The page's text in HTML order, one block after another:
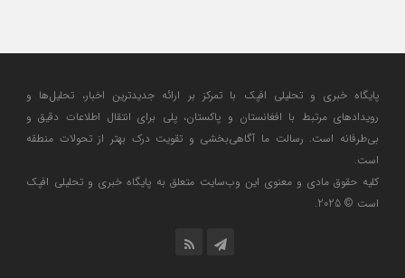
پایگاه خبری و تحلیلی افپک با تمرکز بر ارائه جدیدترین اخبار، تحلیل‌ها و
رویدادهای مرتبط با افغانستان و پاکستان، پلی برای انتقال اطلاعات دقیق و
بی‌طرفانه است. رسالت ما آگاهی‌بخشی و تقویت درک بهتر از تحولات منطقه
است.
کلیه حقوق مادی و معنوی این وب‌سایت متعلق به پایگاه خبری و تحلیلی افپک
است © 2025.